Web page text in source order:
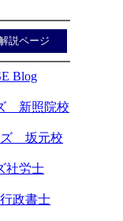
説ページ
Blog
新照院校
坂元校
社労士
政書士